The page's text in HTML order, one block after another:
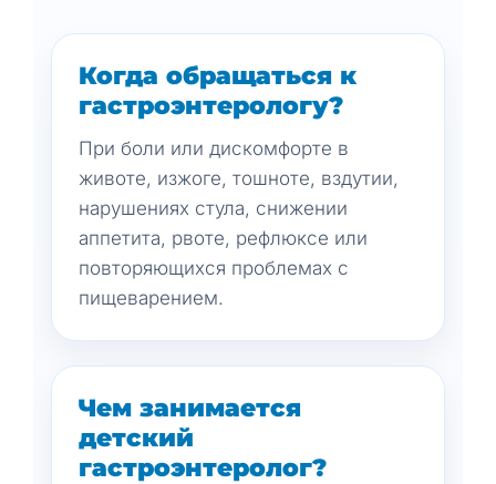
Когда обращаться к
гастроэнтерологу?
При боли или дискомфорте в
животе, изжоге, тошноте, вздутии,
нарушениях стула, снижении
аппетита, рвоте, рефлюксе или
повторяющихся проблемах с
пищеварением.
Чем занимается
детский
гастроэнтеролог?